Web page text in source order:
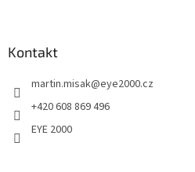
Kontakt
martin.misak@eye2000.cz
+420 608 869 496
EYE 2000